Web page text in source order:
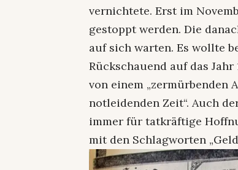
vernichtete. Erst im
gestoppt werden. Die
auf sich warten. Es wollte
Rückschauend auf das
von einem „zermürbenden
notleidenden Zeit“. Auch
immer für tatkräftige
mit den Schlagworten